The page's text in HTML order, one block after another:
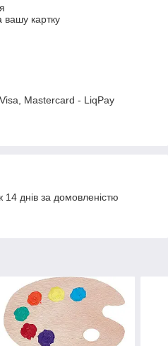
вашу картку
Mastercard - LiqPay
днів за домовленістю